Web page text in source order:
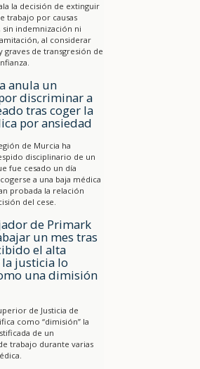
la decisión de extinguir
trabajo por causas
sin indemnización ni
al considerar
graves de transgresión de
anula un
discriminar a
tras coger la
por ansiedad
de Murcia ha
disciplinario de un
fue cesado un día
a una baja médica
probada la relación
del cese.
de Primark
un mes tras
el alta
justicia lo
una dimisión
de Justicia de
como “dimisión” la
de un
trabajo durante varias